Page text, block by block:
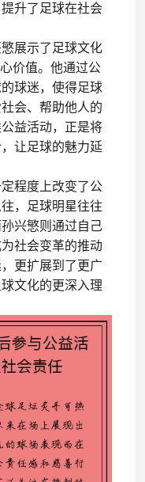
升了足球在社会
展示了足球文化
价值。他通过公
球迷，使得足球
会、帮助他人的
益活动，正是将
让足球的魅力延
程度上改变了公
，足球明星往往
兴慜则通过自己
社会变革的推动
更扩展到了更广
文化的更深入理